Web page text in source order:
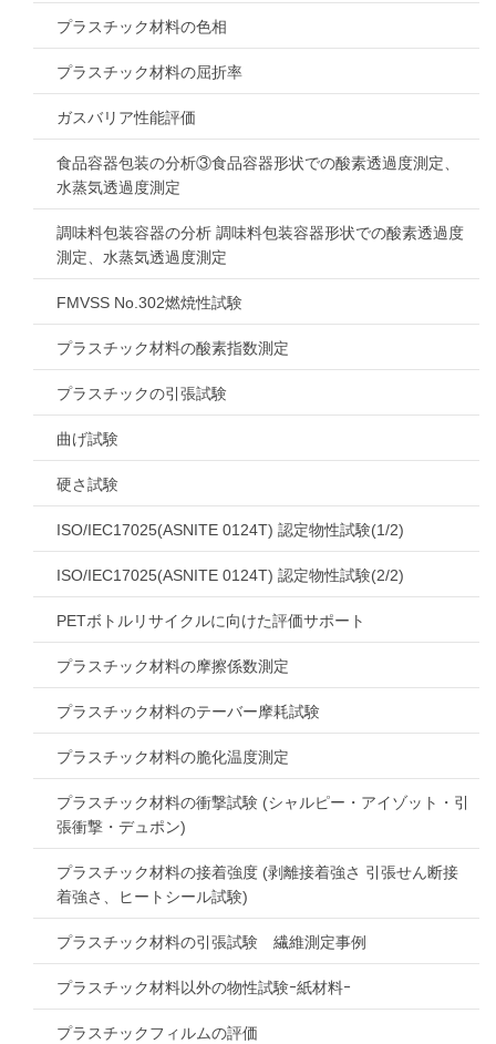
プラスチック材料の色相
プラスチック材料の屈折率
ガスバリア性能評価
食品容器包装の分析③食品容器形状での酸素透過度測定、
水蒸気透過度測定
調味料包装容器の分析 調味料包装容器形状での酸素透過度
測定、水蒸気透過度測定
FMVSS No.302燃焼性試験
プラスチック材料の酸素指数測定
プラスチックの引張試験
曲げ試験
硬さ試験
ISO/IEC17025(ASNITE 0124T) 認定物性試験(1/2)
ISO/IEC17025(ASNITE 0124T) 認定物性試験(2/2)
PETボトルリサイクルに向けた評価サポート
プラスチック材料の摩擦係数測定
プラスチック材料のテーバー摩耗試験
プラスチック材料の脆化温度測定
プラスチック材料の衝撃試験 (シャルピー・アイゾット・引
張衝撃・デュポン)
プラスチック材料の接着強度 (剥離接着強さ 引張せん断接
着強さ、ヒートシール試験)
プラスチック材料の引張試験 繊維測定事例
プラスチック材料以外の物性試験ｰ紙材料ｰ
プラスチックフィルムの評価